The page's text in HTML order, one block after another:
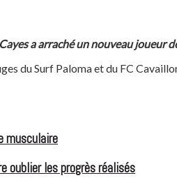
a arraché un nouveau joueur
du Surf Paloma et du FC
musculaire
oublier les progrès réalisés